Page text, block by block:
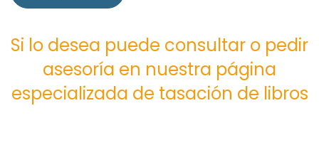
Si lo desea puede consultar o pedir
asesoría en nuestra página
especializada de tasación de libros